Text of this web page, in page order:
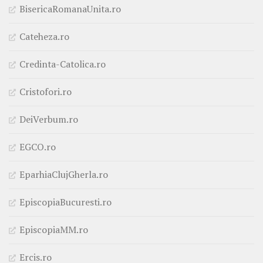
BisericaRomanaUnita.ro
Cateheza.ro
Credinta-Catolica.ro
Cristofori.ro
DeiVerbum.ro
EGCO.ro
EparhiaClujGherla.ro
EpiscopiaBucuresti.ro
EpiscopiaMM.ro
Ercis.ro